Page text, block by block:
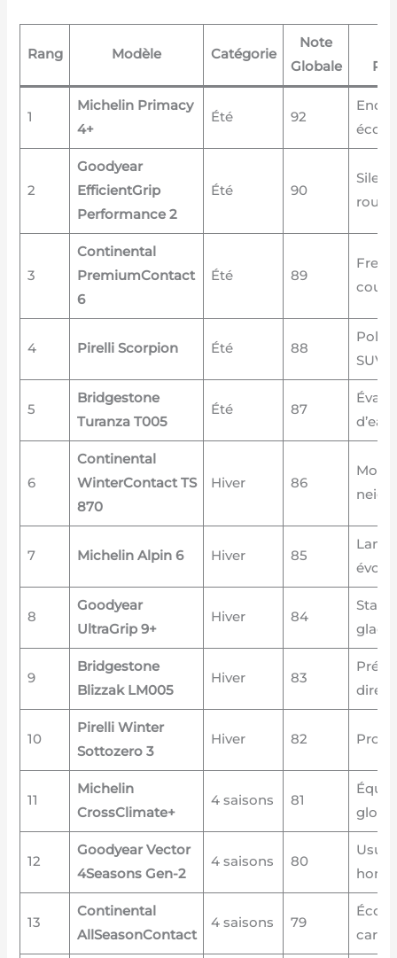
Rang Modèle Catégorie
Note
Globale
1
Michelin Primacy
4+
Été 92
2
Goodyear
EfficientGrip
Performance 2
Été 90
3
Continental
PremiumContact
6
Été 89
court
4 Pirelli Scorpion Été 88
SUV
5
Bridgestone
Turanza T005
Été 87
d’eau
6
Continental
WinterContact TS
870
Hiver 86
neige
7 Michelin Alpin 6 Hiver 85
8
Goodyear
UltraGrip 9+
Hiver 84
glace
9
Bridgestone
Blizzak LM005
Hiver 83
10
Pirelli Winter
Sottozero 3
Hiver 82
11
Michelin
CrossClimate+
4 saisons 81
global
12
Goodyear Vector
4Seasons Gen-2
4 saisons 80
Usure
13
Continental
AllSeasonContact
4 saisons 79